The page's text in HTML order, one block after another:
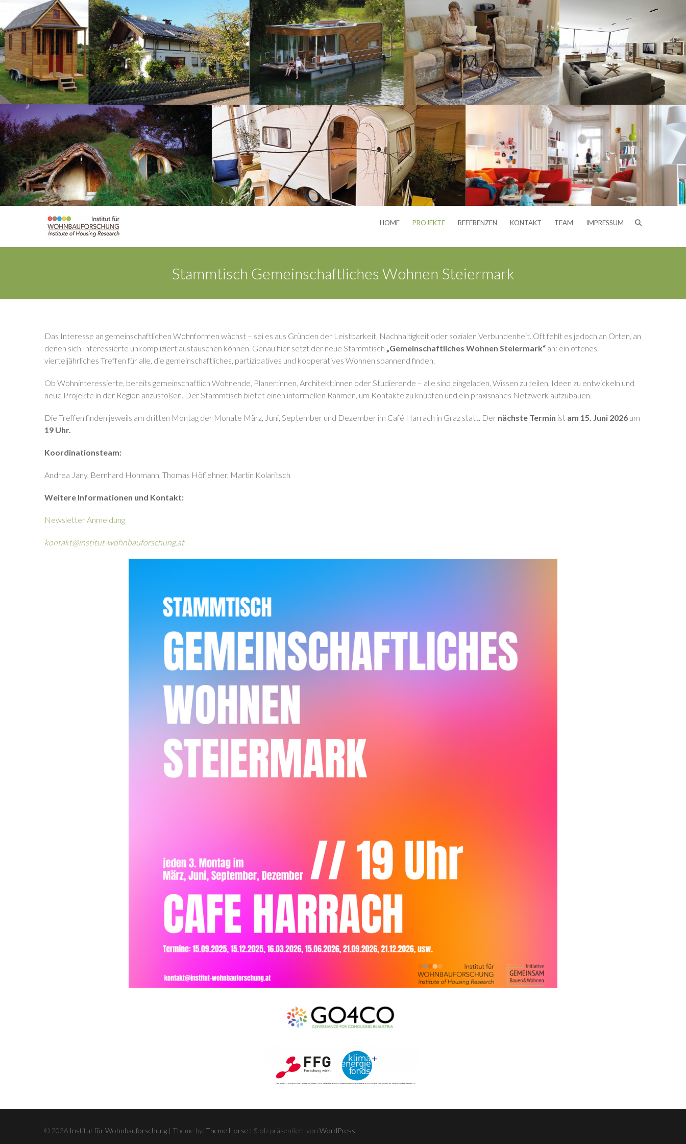
HOME PROJEKTE REFERENZEN KONTAKT TEAM IMPRESSUM
Stammtisch Gemeinschaftliches Wohnen Steiermark
Das Interesse an gemeinschaftlichen Wohnformen wächst – sei es aus Gründen der Leistbarkeit, Nachhaltigkeit oder sozialen Verbundenheit. Oft fehlt es jedoch an Orten, an
denen sich Interessierte unkompliziert austauschen können. Genau hier setzt der neue Stammtisch „Gemeinschaftliches Wohnen Steiermark“ an: ein offenes,
vierteljährliches Treffen für alle, die gemeinschaftliches, partizipatives und kooperatives Wohnen spannend finden.
Ob Wohninteressierte, bereits gemeinschaftlich Wohnende, Planer:innen, Architekt:innen oder Studierende – alle sind eingeladen, Wissen zu teilen, Ideen zu entwickeln und
neue Projekte in der Region anzustoßen. Der Stammtisch bietet einen informellen Rahmen, um Kontakte zu knüpfen und ein praxisnahes Netzwerk aufzubauen.
Die Treffen finden jeweils am dritten Montag der Monate März, Juni, September und Dezember im Café Harrach in Graz statt. Der nächste Termin ist am 15. Juni 2026 um
19 Uhr.
Koordinationsteam:
Andrea Jany, Bernhard Hohmann, Thomas Höflehner, Martin Kolaritsch
Weitere Informationen und Kontakt:
Newsletter Anmeldung
kontakt@institut-wohnbauforschung.at
© 2026 Institut für Wohnbauforschung | Theme by: Theme Horse | Stolz präsentiert von:WordPress